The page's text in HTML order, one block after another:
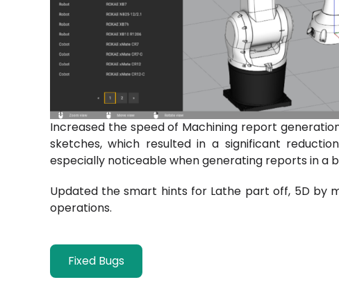
Increased the speed of Machining report
sketches, which resulted in a significant
especially noticeable when generating reports in a
Updated the smart hints for Lathe part off, 5D by
operations.
Fixed Bugs